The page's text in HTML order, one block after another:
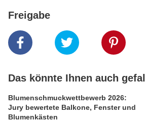
Freigabe
Das könnte Ihnen auch
Blumenschmuckwettbewerb 2026:
Jury bewertete Balkone, Fenster und
Blumenkästen